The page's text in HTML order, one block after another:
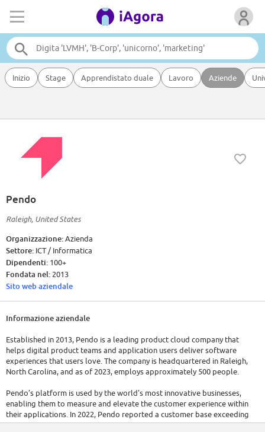
Inizio Stage Apprendistato duale Lavoro Aziende
Pendo
Raleigh, United States
Organizzazione:Azienda
Settore: ICT / Informatica
Dipendenti: 100+
Fondata nel: 2013
Sito web aziendale
Informazione aziendale
Established in 2013, Pendo is a leading product cloud company that
helps digital product teams and application users deliver software
experiences that users love. The company is headquartered in Raleigh,
North Carolina, and as of 2023, employs approximately 500 people.
Pendo’s platform is used by the world's most innovative businesses,
enabling them to measure and elevate the customer experience within
their applications. In 2022, Pendo reported a customer base exceeding
1,500 companies and revenue growth that reaffirms its market position.